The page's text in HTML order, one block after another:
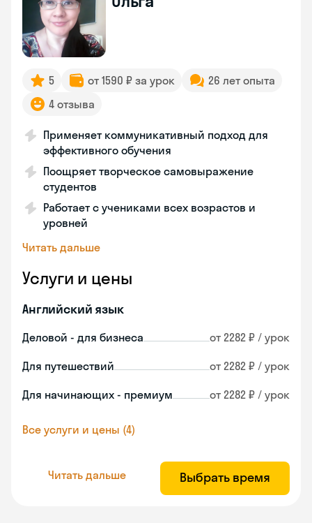
5 от 1590 ₽ за урок
26 лет опыта
4 отзыва
Применяет коммуникативный подход для
эффективного обучения
Поощряет творческое самовыражение
студентов
Работает с учениками всех возрастов и
уровней
Читать дальше
Услуги и цены
Английский язык
Деловой - для бизнеса от 2282 ₽ / урок
Для путешествий от 2282 ₽ / урок
Для начинающих - премиум от 2282 ₽ / урок
Все услуги и цены (4)
Читать дальше Выбрать время